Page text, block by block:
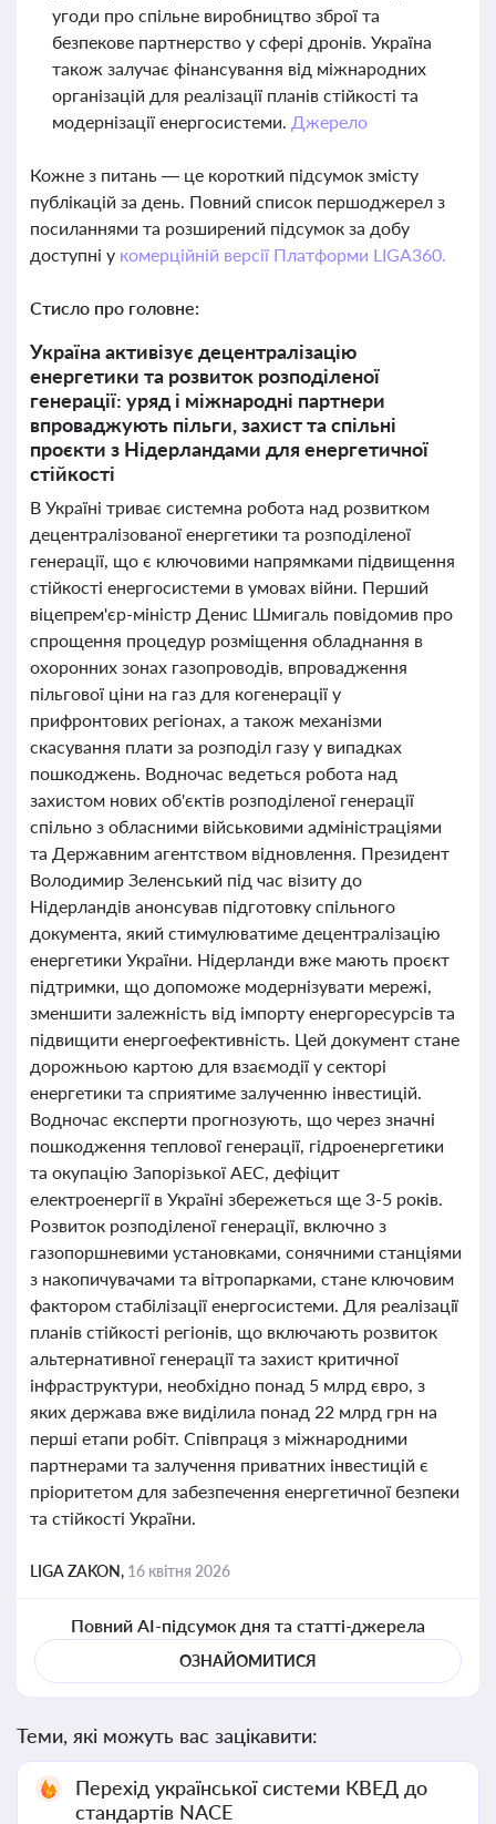
угоди про спільне виробництво зброї та
безпекове партнерство у сфері дронів. Україна
також залучає фінансування від міжнародних
організацій для реалізації планів стійкості та
модернізації енергосистеми. Джерело
Кожне з питань — це короткий підсумок змісту
публікацій за день. Повний список першоджерел з
посиланнями та розширений підсумок за добу
доступні у комерційній версії Платформи LIGA360.
Стисло про головне:
Україна активізує децентралізацію
енергетики та розвиток розподіленої
генерації: уряд і міжнародні партнери
впроваджують пільги, захист та спільні
проєкти з Нідерландами для енергетичної
стійкості
В Україні триває системна робота над розвитком
децентралізованої енергетики та розподіленої
генерації, що є ключовими напрямками підвищення
стійкості енергосистеми в умовах війни. Перший
віцепрем'єр-міністр Денис Шмигаль повідомив про
спрощення процедур розміщення обладнання в
охоронних зонах газопроводів, впровадження
пільгової ціни на газ для когенерації у
прифронтових регіонах, а також механізми
скасування плати за розподіл газу у випадках
пошкоджень. Водночас ведеться робота над
захистом нових об'єктів розподіленої генерації
спільно з обласними військовими адміністраціями
та Державним агентством відновлення. Президент
Володимир Зеленський під час візиту до
Нідерландів анонсував підготовку спільного
документа, який стимулюватиме децентралізацію
енергетики України. Нідерланди вже мають проєкт
підтримки, що допоможе модернізувати мережі,
зменшити залежність від імпорту енергоресурсів та
підвищити енергоефективність. Цей документ стане
дорожньою картою для взаємодії у секторі
енергетики та сприятиме залученню інвестицій.
Водночас експерти прогнозують, що через значні
пошкодження теплової генерації, гідроенергетики
та окупацію Запорізької АЕС, дефіцит
електроенергії в Україні збережеться ще 3-5 років.
Розвиток розподіленої генерації, включно з
газопоршневими установками, сонячними станціями
з накопичувачами та вітропарками, стане ключовим
фактором стабілізації енергосистеми. Для реалізації
планів стійкості регіонів, що включають розвиток
альтернативної генерації та захист критичної
інфраструктури, необхідно понад 5 млрд євро, з
яких держава вже виділила понад 22 млрд грн на
перші етапи робіт. Співпраця з міжнародними
партнерами та залучення приватних інвестицій є
пріоритетом для забезпечення енергетичної безпеки
та стійкості України.
LIGA ZAKON, 16 квітня 2026
Повний AI-підсумок дня та статті-джерела
ОЗНАЙОМИТИСЯ
Теми, які можуть вас зацікавити:
Перехід української системи КВЕД до
стандартів NACE